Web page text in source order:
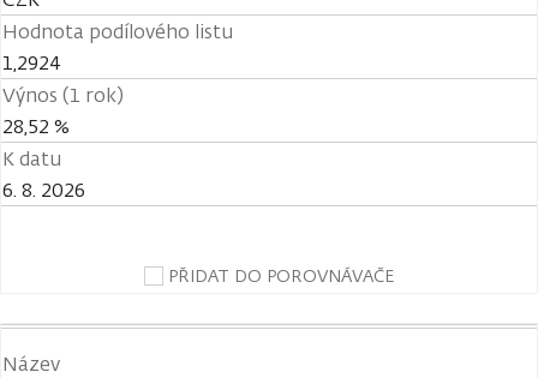
Hodnota podílového listu
1,2924
Výnos (1 rok)
28,52 %
K datu
6. 8. 2026
PŘIDAT DO POROVNÁVAČE
Název